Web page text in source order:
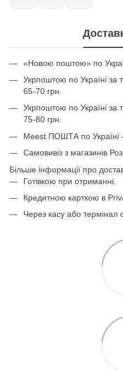
«Новою поштою» по
Укрпоштою по Україні
65-70 грн.
Укрпоштою по Україні
75-80 грн.
Meest ПОШТА по Україні
Самовивіз з магазинів
Більше інформації про
Готівкою при отриманні.
Кредитною карткою в
Через касу або термінал